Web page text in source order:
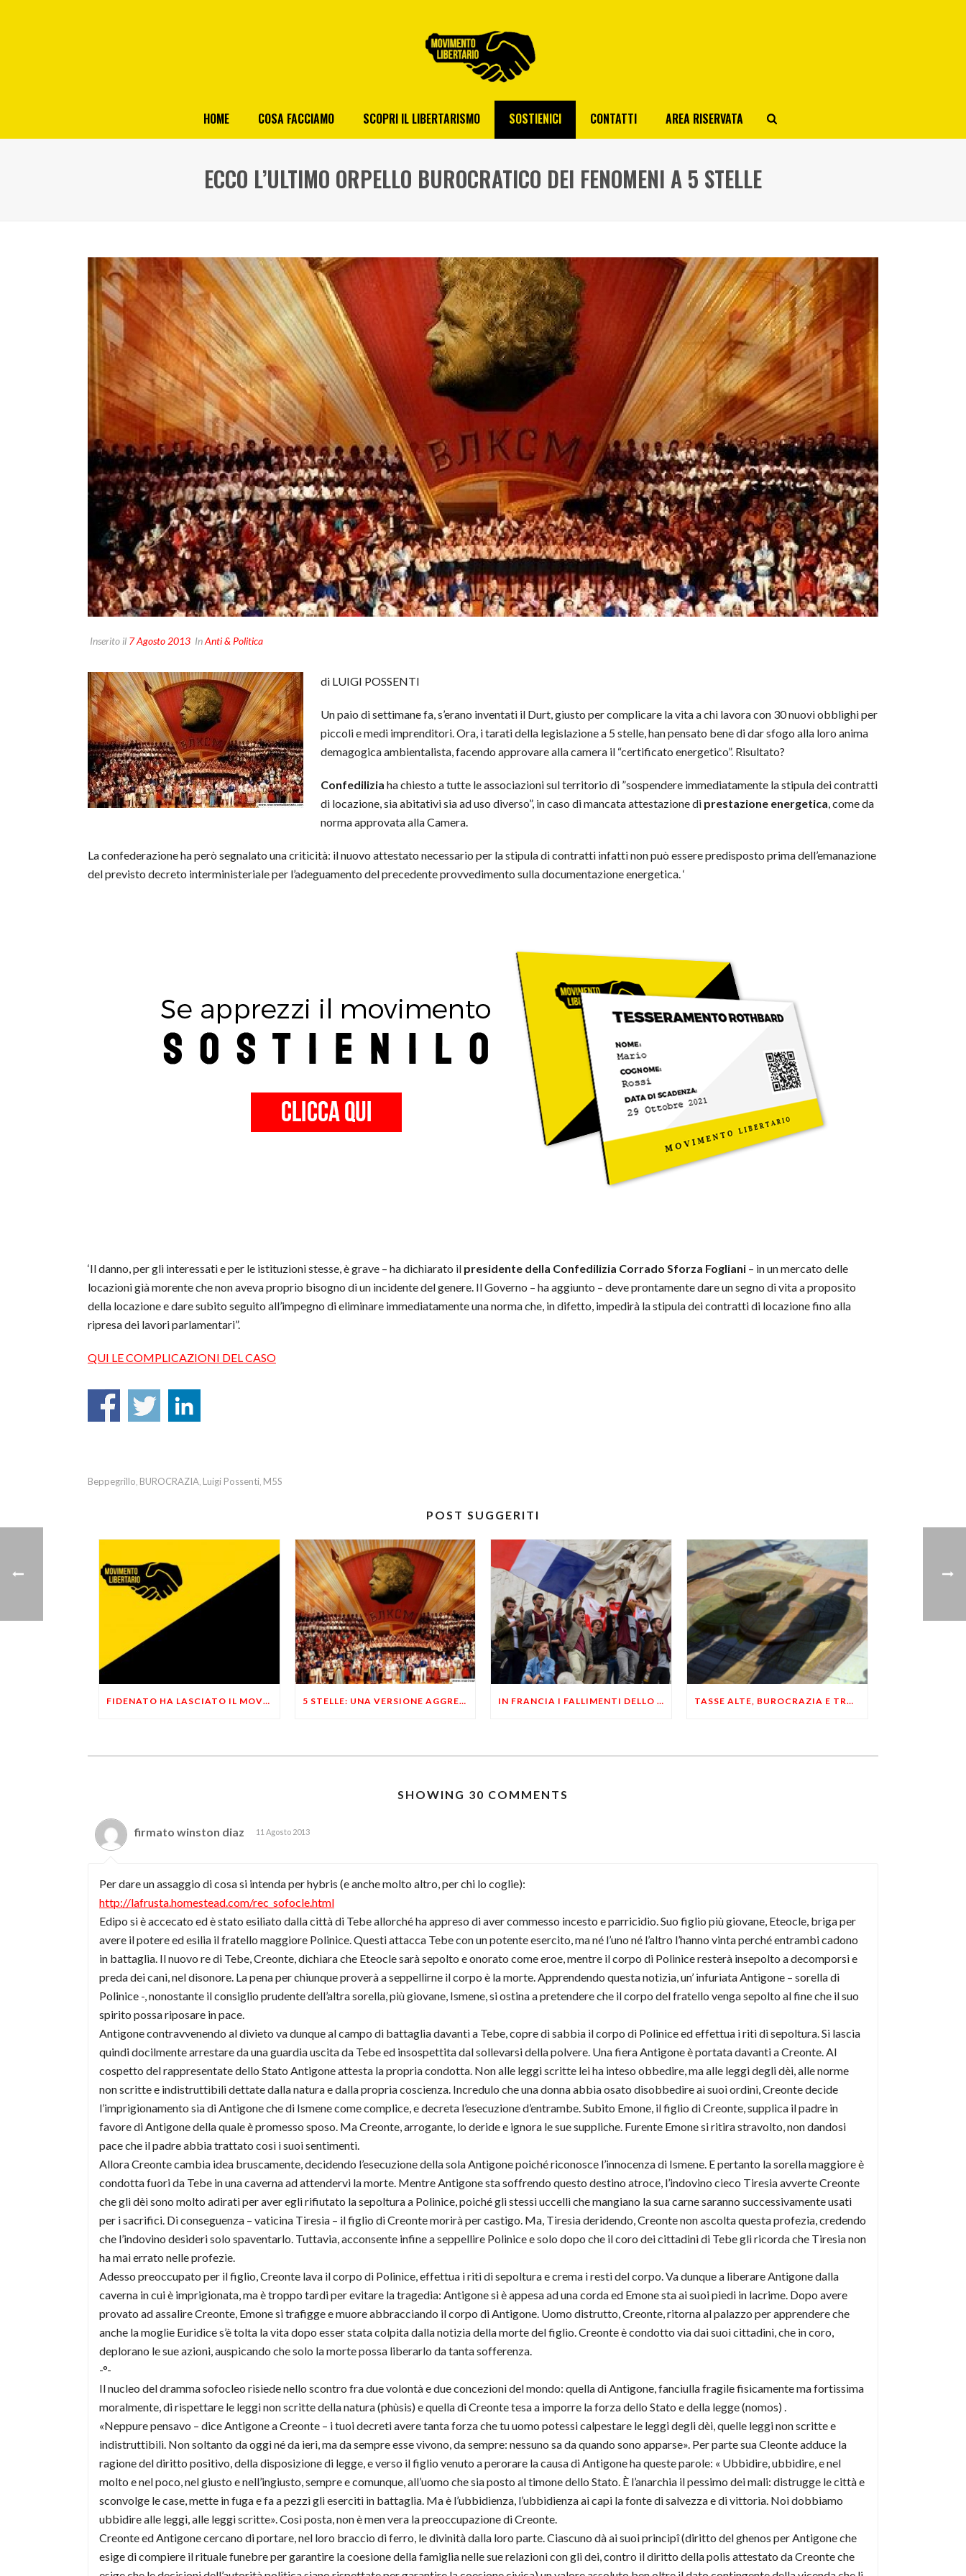
HOME COSA FACCIAMO SCOPRI IL LIBERTARISMO SOSTIENICI CONTATTI AREA RISERVATA
ECCO L’ULTIMO ORPELLO BUROCRATICO DEI FENOMENI A 5 STELLE
Inserito il 7 Agosto 2013 InAnti & Politica
di LUIGI POSSENTI
Un paio di settimane fa, s’erano inventati il Durt, giusto per complicare la vita a chi lavora con 30 nuovi obblighi per
piccoli e medi imprenditori. Ora, i tarati della legislazione a 5 stelle, han pensato bene di dar sfogo alla loro anima
demagogica ambientalista, facendo approvare alla camera il “certificato energetico”. Risultato?
Confedilizia ha chiesto a tutte le associazioni sul territorio di ”sospendere immediatamente la stipula dei contratti
di locazione, sia abitativi sia ad uso diverso”, in caso di mancata attestazione di prestazione energetica, come da
norma approvata alla Camera.
La confederazione ha però segnalato una criticità: il nuovo attestato necessario per la stipula di contratti infatti non può essere predisposto prima dell’emanazione
del previsto decreto interministeriale per l’adeguamento del precedente provvedimento sulla documentazione energetica. ‘
‘Il danno, per gli interessati e per le istituzioni stesse, è grave – ha dichiarato il presidente della Confedilizia Corrado Sforza Fogliani – in un mercato delle
locazioni già morente che non aveva proprio bisogno di un incidente del genere. Il Governo – ha aggiunto – deve prontamente dare un segno di vita a proposito
della locazione e dare subito seguito all’impegno di eliminare immediatamente una norma che, in difetto, impedirà la stipula dei contratti di locazione fino alla
ripresa dei lavori parlamentari”.
QUI LE COMPLICAZIONI DEL CASO
Beppegrillo, BUROCRAZIA, Luigi Possenti, M5S
POST SUGGERITI
FIDENATO HA LASCIATO IL MOVIMENTO: DIMISSIONI ANNUNCIATE AD APRILE 5 STELLE: UNA VERSIONE AGGRESSIVA E DIGITALE DELLO STATALISMO IN FRANCIA I FALLIMENTI DELLO STATALISMO SON COLPA DEL “LIBERO MERCATO” TASSE ALTE, BUROCRAZIA E TROPPE LEGGI FAVORISCONO IL MERCATO NERO
SHOWING 30 COMMENTS
firmato winston diaz 11 Agosto 2013
Per dare un assaggio di cosa si intenda per hybris (e anche molto altro, per chi lo coglie):
http://lafrusta.homestead.com/rec_sofocle.html
Edipo si è accecato ed è stato esiliato dalla città di Tebe allorché ha appreso di aver commesso incesto e parricidio. Suo figlio più giovane, Eteocle, briga per
avere il potere ed esilia il fratello maggiore Polinice. Questi attacca Tebe con un potente esercito, ma né l’uno né l’altro l’hanno vinta perché entrambi cadono
in battaglia. Il nuovo re di Tebe, Creonte, dichiara che Eteocle sarà sepolto e onorato come eroe, mentre il corpo di Polinice resterà insepolto a decomporsi e
preda dei cani, nel disonore. La pena per chiunque proverà a seppellirne il corpo è la morte. Apprendendo questa notizia, un’ infuriata Antigone – sorella di
Polinice -, nonostante il consiglio prudente dell’altra sorella, più giovane, Ismene, si ostina a pretendere che il corpo del fratello venga sepolto al fine che il suo
spirito possa riposare in pace.
Antigone contravvenendo al divieto va dunque al campo di battaglia davanti a Tebe, copre di sabbia il corpo di Polinice ed effettua i riti di sepoltura. Si lascia
quindi docilmente arrestare da una guardia uscita da Tebe ed insospettita dal sollevarsi della polvere. Una fiera Antigone è portata davanti a Creonte. Al
cospetto del rappresentate dello Stato Antigone attesta la propria condotta. Non alle leggi scritte lei ha inteso obbedire, ma alle leggi degli dèi, alle norme
non scritte e indistruttibili dettate dalla natura e dalla propria coscienza. Incredulo che una donna abbia osato disobbedire ai suoi ordini, Creonte decide
l’imprigionamento sia di Antigone che di Ismene come complice, e decreta l’esecuzione d’entrambe. Subito Emone, il figlio di Creonte, supplica il padre in
favore di Antigone della quale è promesso sposo. Ma Creonte, arrogante, lo deride e ignora le sue suppliche. Furente Emone si ritira stravolto, non dandosi
pace che il padre abbia trattato così i suoi sentimenti.
Allora Creonte cambia idea bruscamente, decidendo l’esecuzione della sola Antigone poiché riconosce l’innocenza di Ismene. E pertanto la sorella maggiore è
condotta fuori da Tebe in una caverna ad attendervi la morte. Mentre Antigone sta soffrendo questo destino atroce, l’indovino cieco Tiresia avverte Creonte
che gli dèi sono molto adirati per aver egli rifiutato la sepoltura a Polinice, poiché gli stessi uccelli che mangiano la sua carne saranno successivamente usati
per i sacrifici. Di conseguenza – vaticina Tiresia – il figlio di Creonte morirà per castigo. Ma, Tiresia deridendo, Creonte non ascolta questa profezia, credendo
che l’indovino desideri solo spaventarlo. Tuttavia, acconsente infine a seppellire Polinice e solo dopo che il coro dei cittadini di Tebe gli ricorda che Tiresia non
ha mai errato nelle profezie.
Adesso preoccupato per il figlio, Creonte lava il corpo di Polinice, effettua i riti di sepoltura e crema i resti del corpo. Va dunque a liberare Antigone dalla
caverna in cui è imprigionata, ma è troppo tardi per evitare la tragedia: Antigone si è appesa ad una corda ed Emone sta ai suoi piedi in lacrime. Dopo avere
provato ad assalire Creonte, Emone si trafigge e muore abbracciando il corpo di Antigone. Uomo distrutto, Creonte, ritorna al palazzo per apprendere che
anche la moglie Euridice s’è tolta la vita dopo esser stata colpita dalla notizia della morte del figlio. Creonte è condotto via dai suoi cittadini, che in coro,
deplorano le sue azioni, auspicando che solo la morte possa liberarlo da tanta sofferenza.
-°-
Il nucleo del dramma sofocleo risiede nello scontro fra due volontà e due concezioni del mondo: quella di Antigone, fanciulla fragile fisicamente ma fortissima
moralmente, di rispettare le leggi non scritte della natura (phùsis) e quella di Creonte tesa a imporre la forza dello Stato e della legge (nomos) .
«Neppure pensavo – dice Antigone a Creonte – i tuoi decreti avere tanta forza che tu uomo potessi calpestare le leggi degli dèi, quelle leggi non scritte e
indistruttibili. Non soltanto da oggi né da ieri, ma da sempre esse vivono, da sempre: nessuno sa da quando sono apparse». Per parte sua Cleonte adduce la
ragione del diritto positivo, della disposizione di legge, e verso il figlio venuto a perorare la causa di Antigone ha queste parole: « Ubbidire, ubbidire, e nel
molto e nel poco, nel giusto e nell’ingiusto, sempre e comunque, all’uomo che sia posto al timone dello Stato. È l’anarchia il pessimo dei mali: distrugge le città e
sconvolge le case, mette in fuga e fa a pezzi gli eserciti in battaglia. Ma è l’ubbidienza, l’ubbidienza ai capi la fonte di salvezza e di vittoria. Noi dobbiamo
ubbidire alle leggi, alle leggi scritte». Così posta, non è men vera la preoccupazione di Creonte.
Creonte ed Antigone cercano di portare, nel loro braccio di ferro, le divinità dalla loro parte. Ciascuno dà ai suoi principî (diritto del ghenos per Antigone che
esige di compiere il rituale funebre per garantire la coesione della famiglia nelle sue relazioni con gli dei, contro il diritto della polis attestato da Creonte che